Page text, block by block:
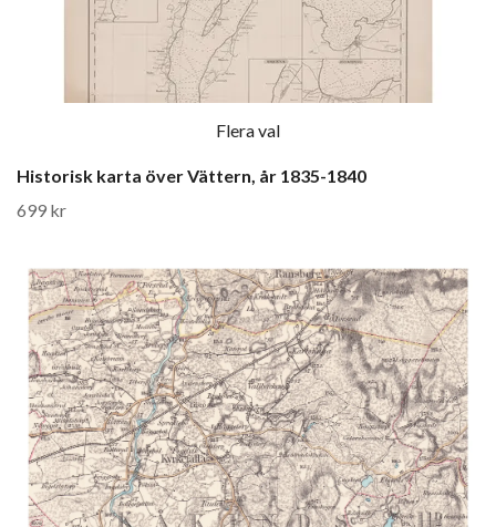
Flera val
Historisk karta över Vättern, år 1835-1840
699 kr